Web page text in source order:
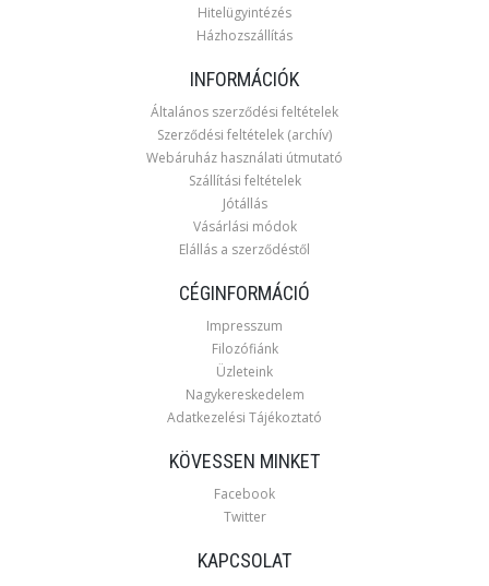
Hitelügyintézés
Házhozszállítás
INFORMÁCIÓK
Általános szerződési feltételek
Szerződési feltételek (archív)
Webáruház használati útmutató
Szállítási feltételek
Jótállás
Vásárlási módok
Elállás a szerződéstől
CÉGINFORMÁCIÓ
Impresszum
Filozófiánk
Üzleteink
Nagykereskedelem
Adatkezelési Tájékoztató
KÖVESSEN MINKET
Facebook
Twitter
KAPCSOLAT